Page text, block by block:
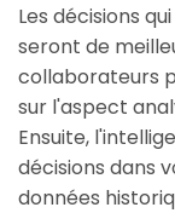
Les décisions
seront de
collaborateurs
sur l'aspect
Ensuite,
décisions dans
données